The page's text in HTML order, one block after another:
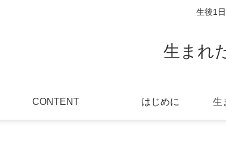
生後1
生まれ
CONTENT はじめに